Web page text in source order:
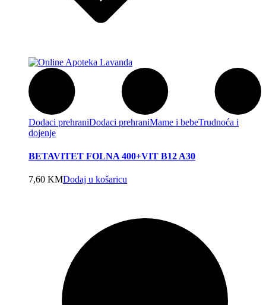
Dodaci prehraniDodaci prehraniMame i bebeTrudnoća i
dojenje
BETAVITET FOLNA 400+VIT B12 A30
7,60 KMDodaj u košaricu